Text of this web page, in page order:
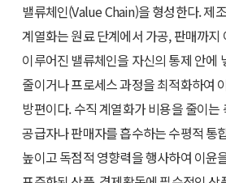
밸류체인(Value Chain)을 형성한다. 제
계열화는 원료 단계에서 가공, 판매까지
이루어진 밸류체인을 자신의 통제 안에
줄이거나 프로세스 과정을 최적화하여
방편이다. 수직 계열화가 비용을 줄이는
공급자나 판매자를 흡수하는 수평적 통
높이고 독점적 영향력을 행사하여 이윤